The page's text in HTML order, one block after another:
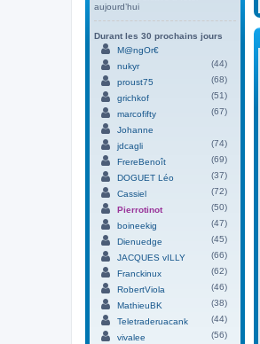
aujourd’hui
Durant les 30 prochains jours
M@ngOr€
nukyr
(44)
proust75
(68)
grichkof
(51)
marcofifty
(67)
Johanne
jdcagli
(74)
FrereBenoît
(69)
DOGUET Léo
(37)
Cassiel
(72)
Pierrotinot
(50)
boineekig
(47)
Dienuedge
(45)
JACQUES vILLY
(66)
Franckinux
(62)
RobertViola
(46)
MathieuBK
(38)
Teletraderuacank
(44)
vivalee
(56)